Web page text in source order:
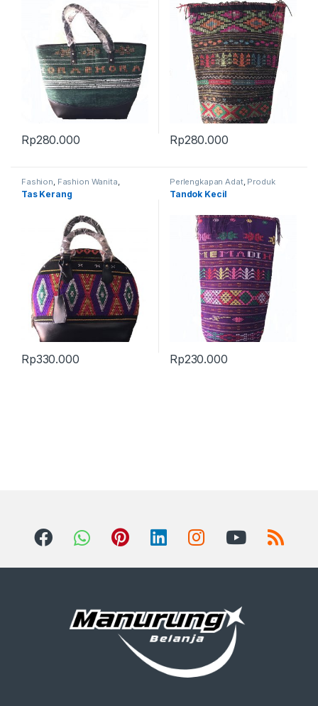
Rp280.000 Rp280.000
Fashion Fashion Wanita
Produk Terbaru
Tas Kerang
Rp330.000
Perlengkapan Adat, Produk
Terbaru, Tandok
Tandok Kecil
Rp230.000